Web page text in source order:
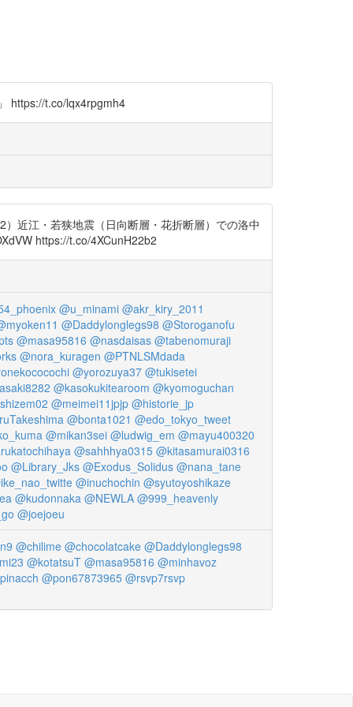
https://t.co/lqx4rpgmh4
近江・若狭地震（日向断層・花折断層）での洛中
https://t.co/4XCunH22b2
@u_minami @akr_kiry_2011
@Daddylonglegs98 @Storoganofu
@masa95816 @nasdaisas @tabenomuraji
@nora_kuragen @PTNLSMdada
@yorozuya37 @tukisetei
@kasokukitearoom @kyomoguchan
@meimei11jpjp @historie_jp
@bonta1021 @edo_tokyo_tweet
@mikan3sei @ludwig_em @mayu400320
@sahhhya0315 @kitasamurai0316
@Library_Jks @Exodus_Solidus @nana_tane
@inuchochin @syutoyoshikaze
@kudonnaka @NEWLA @999_heavenly
@joejoeu
@chilime @chocolatcake @Daddylonglegs98
@kotatsuT @masa95816 @minhavoz
@pon67873965 @rsvp7rsvp